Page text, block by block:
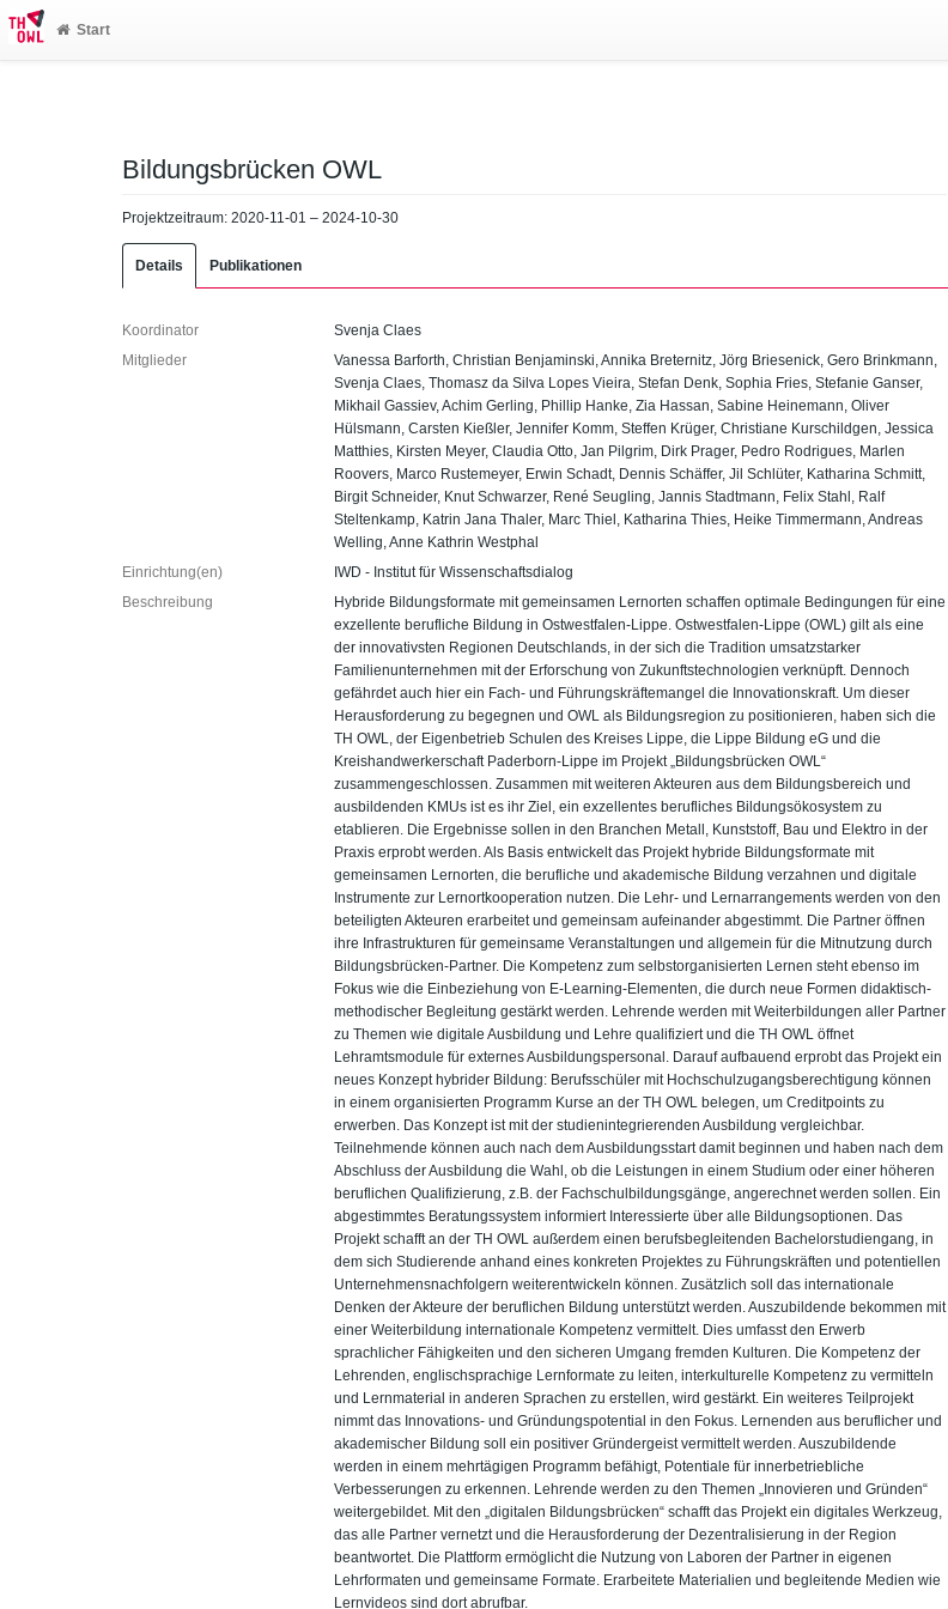
Start
Bildungsbrücken OWL
Projektzeitraum: 2020-11-01 – 2024-10-30
Details Publikationen
Koordinator
Svenja Claes
Mitglieder
Vanessa Barforth, Christian Benjaminski, Annika Breternitz, Jörg Briesenick, Gero Brinkmann,
Svenja Claes, Thomasz da Silva Lopes Vieira, Stefan Denk, Sophia Fries, Stefanie Ganser,
Mikhail Gassiev, Achim Gerling, Phillip Hanke, Zia Hassan, Sabine Heinemann, Oliver
Hülsmann, Carsten Kießler, Jennifer Komm, Steffen Krüger, Christiane Kurschildgen, Jessica
Matthies, Kirsten Meyer, Claudia Otto, Jan Pilgrim, Dirk Prager, Pedro Rodrigues, Marlen
Roovers, Marco Rustemeyer, Erwin Schadt, Dennis Schäffer, Jil Schlüter, Katharina Schmitt,
Birgit Schneider, Knut Schwarzer, René Seugling, Jannis Stadtmann, Felix Stahl, Ralf
Steltenkamp, Katrin Jana Thaler, Marc Thiel, Katharina Thies, Heike Timmermann, Andreas
Welling, Anne Kathrin Westphal
Einrichtung(en)
IWD - Institut für Wissenschaftsdialog
Beschreibung
Hybride Bildungsformate mit gemeinsamen Lernorten schaffen optimale Bedingungen für eine
exzellente berufliche Bildung in Ostwestfalen-Lippe. Ostwestfalen-Lippe (OWL) gilt als eine
der innovativsten Regionen Deutschlands, in der sich die Tradition umsatzstarker
Familienunternehmen mit der Erforschung von Zukunftstechnologien verknüpft. Dennoch
gefährdet auch hier ein Fach- und Führungskräftemangel die Innovationskraft. Um dieser
Herausforderung zu begegnen und OWL als Bildungsregion zu positionieren, haben sich die
TH OWL, der Eigenbetrieb Schulen des Kreises Lippe, die Lippe Bildung eG und die
Kreishandwerkerschaft Paderborn-Lippe im Projekt „Bildungsbrücken OWL“
zusammengeschlossen. Zusammen mit weiteren Akteuren aus dem Bildungsbereich und
ausbildenden KMUs ist es ihr Ziel, ein exzellentes berufliches Bildungsökosystem zu
etablieren. Die Ergebnisse sollen in den Branchen Metall, Kunststoff, Bau und Elektro in der
Praxis erprobt werden. Als Basis entwickelt das Projekt hybride Bildungsformate mit
gemeinsamen Lernorten, die berufliche und akademische Bildung verzahnen und digitale
Instrumente zur Lernortkooperation nutzen. Die Lehr- und Lernarrangements werden von den
beteiligten Akteuren erarbeitet und gemeinsam aufeinander abgestimmt. Die Partner öffnen
ihre Infrastrukturen für gemeinsame Veranstaltungen und allgemein für die Mitnutzung durch
Bildungsbrücken-Partner. Die Kompetenz zum selbstorganisierten Lernen steht ebenso im
Fokus wie die Einbeziehung von E-Learning-Elementen, die durch neue Formen didaktisch-
methodischer Begleitung gestärkt werden. Lehrende werden mit Weiterbildungen aller Partner
zu Themen wie digitale Ausbildung und Lehre qualifiziert und die TH OWL öffnet
Lehramtsmodule für externes Ausbildungspersonal. Darauf aufbauend erprobt das Projekt ein
neues Konzept hybrider Bildung: Berufsschüler mit Hochschulzugangsberechtigung können
in einem organisierten Programm Kurse an der TH OWL belegen, um Creditpoints zu
erwerben. Das Konzept ist mit der studienintegrierenden Ausbildung vergleichbar.
Teilnehmende können auch nach dem Ausbildungsstart damit beginnen und haben nach dem
Abschluss der Ausbildung die Wahl, ob die Leistungen in einem Studium oder einer höheren
beruflichen Qualifizierung, z.B. der Fachschulbildungsgänge, angerechnet werden sollen. Ein
abgestimmtes Beratungssystem informiert Interessierte über alle Bildungsoptionen. Das
Projekt schafft an der TH OWL außerdem einen berufsbegleitenden Bachelorstudiengang, in
dem sich Studierende anhand eines konkreten Projektes zu Führungskräften und potentiellen
Unternehmensnachfolgern weiterentwickeln können. Zusätzlich soll das internationale
Denken der Akteure der beruflichen Bildung unterstützt werden. Auszubildende bekommen mit
einer Weiterbildung internationale Kompetenz vermittelt. Dies umfasst den Erwerb
sprachlicher Fähigkeiten und den sicheren Umgang fremden Kulturen. Die Kompetenz der
Lehrenden, englischsprachige Lernformate zu leiten, interkulturelle Kompetenz zu vermitteln
und Lernmaterial in anderen Sprachen zu erstellen, wird gestärkt. Ein weiteres Teilprojekt
nimmt das Innovations- und Gründungspotential in den Fokus. Lernenden aus beruflicher und
akademischer Bildung soll ein positiver Gründergeist vermittelt werden. Auszubildende
werden in einem mehrtägigen Programm befähigt, Potentiale für innerbetriebliche
Verbesserungen zu erkennen. Lehrende werden zu den Themen „Innovieren und Gründen“
weitergebildet. Mit den „digitalen Bildungsbrücken“ schafft das Projekt ein digitales Werkzeug,
das alle Partner vernetzt und die Herausforderung der Dezentralisierung in der Region
beantwortet. Die Plattform ermöglicht die Nutzung von Laboren der Partner in eigenen
Lehrformaten und gemeinsame Formate. Erarbeitete Materialien und begleitende Medien wie
Lernvideos sind dort abrufbar.